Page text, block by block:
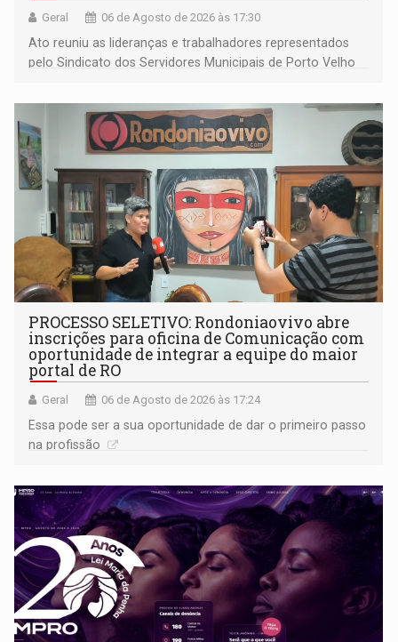
Geral 06 de Agosto de 2026 às 17:30
Ato reuniu as lideranças e trabalhadores representados
pelo Sindicato dos Servidores Municipais de Porto Velho
PROCESSO SELETIVO: Rondoniaovivo abre
inscrições para oficina de Comunicação com
oportunidade de integrar a equipe do maior
portal de RO
Geral 06 de Agosto de 2026 às 17:24
Essa pode ser a sua oportunidade de dar o primeiro passo
na profissão